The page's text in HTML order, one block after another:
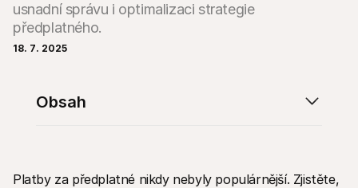
Acceptance & Risk
Partneři
usnadní správu i optimalizaci strategie
předplatného.
18. 7. 2025
Platby za předplatné nikdy nebyly populárnější. Zjistěte,
Obsah